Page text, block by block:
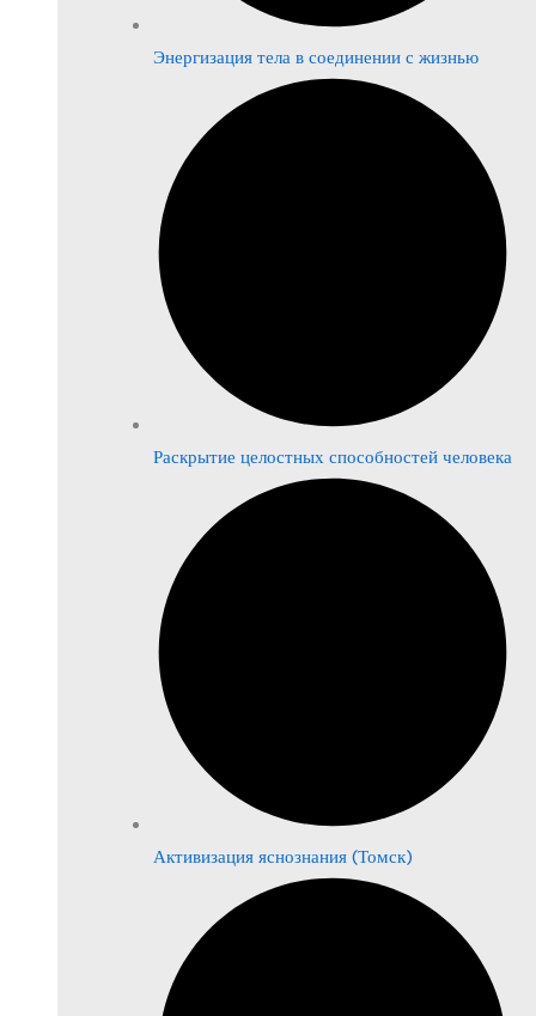
Энергизация тела в соединении с жизнью
Раскрытие целостных способностей человека
Активизация яснознания (Томск)